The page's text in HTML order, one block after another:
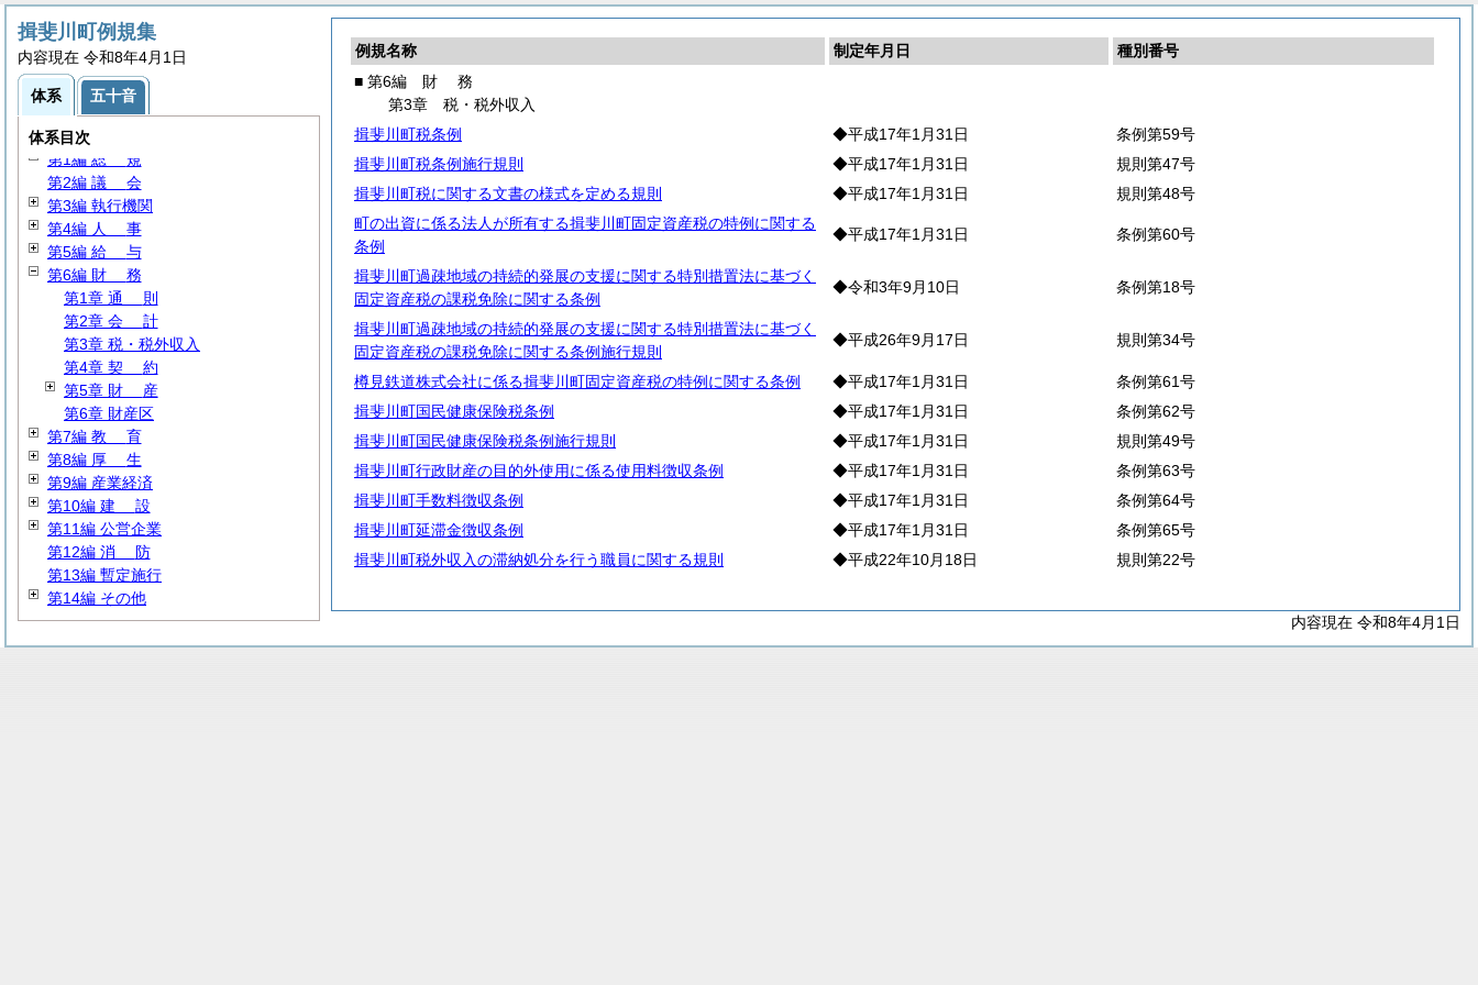
例規名称 制定年月日
種別番号
■ 第6編 財 務
第3章 税・税外収入
揖斐川町税条例
◆平成17年1月31日
条例第59号
揖斐川町税条例施行規則
◆平成17年1月31日
規則第47号
揖斐川町税に関する文書の様式を定める規則
◆平成17年1月31日
規則第48号
町の出資に係る法人が所有する揖斐川町固定資産税の特例に関する
条例
◆平成17年1月31日 条例第60号
揖斐川町過疎地域の持続的発展の支援に関する特別措置法に基づく
固定資産税の課税免除に関する条例
◆令和3年9月10日 条例第18号
揖斐川町過疎地域の持続的発展の支援に関する特別措置法に基づく
固定資産税の課税免除に関する条例施行規則
◆平成26年9月17日 規則第34号
樽見鉄道株式会社に係る揖斐川町固定資産税の特例に関する条例 ◆平成17年1月31日
条例第61号
揖斐川町国民健康保険税条例
◆平成17年1月31日
条例第62号
揖斐川町国民健康保険税条例施行規則
◆平成17年1月31日
規則第49号
揖斐川町行政財産の目的外使用に係る使用料徴収条例
◆平成17年1月31日
条例第63号
揖斐川町手数料徴収条例
◆平成17年1月31日
条例第64号
揖斐川町延滞金徴収条例
◆平成17年1月31日
条例第65号
揖斐川町税外収入の滞納処分を行う職員に関する規則
◆平成22年10月18日 規則第22号
内容現在 令和8年4月1日
揖斐川町例規集
内容現在 令和8年4月1日
体系 五十音
体系目次
第1編 総 規
第2編 議 会
第3編 執行機関
第4編 人 事
第5編 給 与
第6編 財 務
第1章 通 則
第2章 会 計
第3章 税・税外収入
第4章 契 約
第5章 財 産
第6章 財産区
第7編 教 育
第8編 厚 生
第9編 産業経済
第10編 建 設
第11編 公営企業
第12編 消 防
第13編 暫定施行
第14編 その他